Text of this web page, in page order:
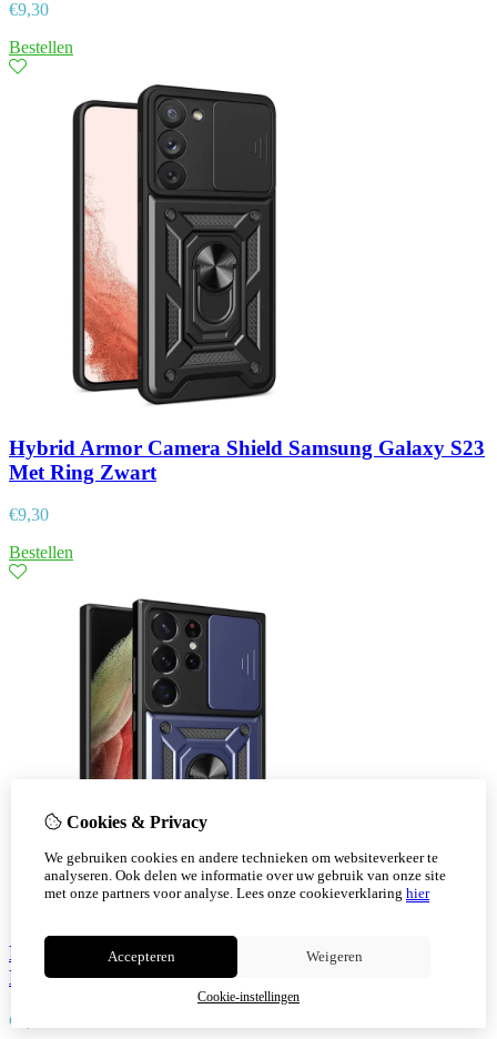
€9,30
Bestellen
Hybrid Armor Camera Shield Samsung Galaxy S23
Met Ring Zwart
€9,30
Bestellen
Hybrid Armor Camera Shield Samsung Galaxy S23
Met Ring Blauw
€
Cookies & Privacy
We gebruiken cookies en andere technieken om websiteverkeer te
analyseren. Ook delen we informatie over uw gebruik van onze site
met onze partners voor analyse. Lees onze cookieverklaring hier
Accepteren Weigeren
Cookie-instellingen